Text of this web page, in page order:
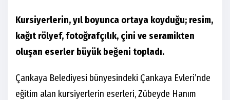
Kursiyerlerin, yıl boyunca ortaya koyduğu; resim,
kağıt rölyef, fotoğrafçılık, çini ve seramikten
oluşan eserler büyük beğeni topladı.
Çankaya Belediyesi bünyesindeki Çankaya Evleri’nde
eğitim alan kursiyerlerin eserleri, Zübeyde Hanım